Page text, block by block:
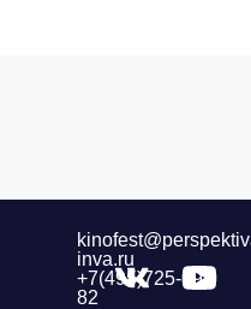
inva.ru
+7(495)725-39-
82